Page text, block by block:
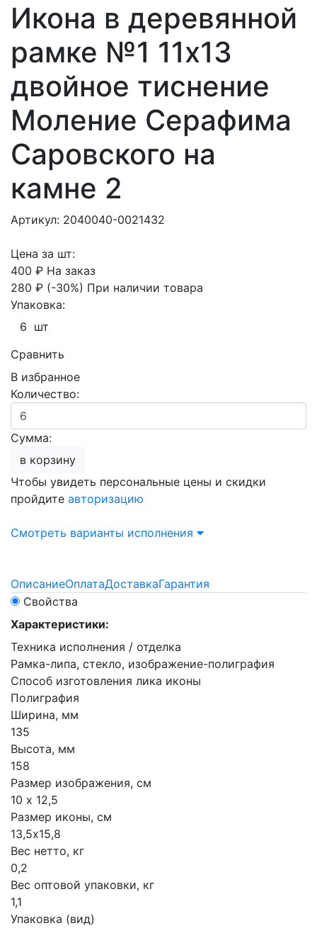
Икона в деревянной
рамке №1 11х13
двойное тиснение
Моление Серафима
Саровского на
камне 2
Артикул: 2040040-0021432
Цена за шт:
400 ₽ На заказ
280 ₽ (-30%) При наличии товара
Упаковка:
6 шт
Сравнить
В избранное
Количество:
Сумма:
в корзину
Чтобы увидеть персональные цены и скидки
пройдите авторизацию
Смотреть варианты исполнения
ОписаниеОплатаДоставкаГарантия
Свойства
Характеристики:
Техника исполнения / отделка
Рамка-липа, стекло, изображение-полиграфия
Способ изготовления лика иконы
Полиграфия
Ширина, мм
135
Высота, мм
158
Размер изображения, см
10 х 12,5
Размер иконы, см
13,5х15,8
Вес нетто, кг
0,2
Вес оптовой упаковки, кг
1,1
Упаковка (вид)